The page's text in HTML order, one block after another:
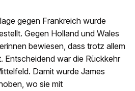
gegen Frankreich wurde
Gegen Holland und Wales
bewiesen, dass trotz allem
Entscheidend war die Rückkehr
Damit wurde James
wo sie mit